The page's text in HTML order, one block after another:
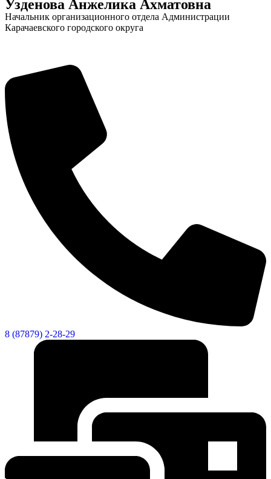
Газета "Минги Тау"
Виртуальная
Культурный
Социальные
Узденова Анжелика Ахматовна
Начальник организационного отдела Администрации
Карачаевского городского округа
8 (87879) 2-28-29